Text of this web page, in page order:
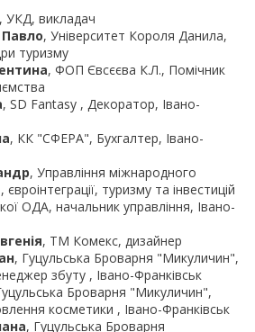
, УКД, викладач
, Університет Короля Данила,
туризму
, ФОП Євсєєва К.Л., Помічник
, SD Fantasy , Декоратор, Івано-
, КК "СФЕРА", Бухгалтер, Івано-
, Управління міжнародного
євроінтеграції, туризму та інвестицій
ОДА, начальник управління, Івано-
, ТМ Комекс, дизайнер
, Гуцульська Броварня "Микуличин",
збуту , Івано-Франківськ
Броварня "Микуличин",
косметики , Івано-Франківськ
, Гуцульська Броварня